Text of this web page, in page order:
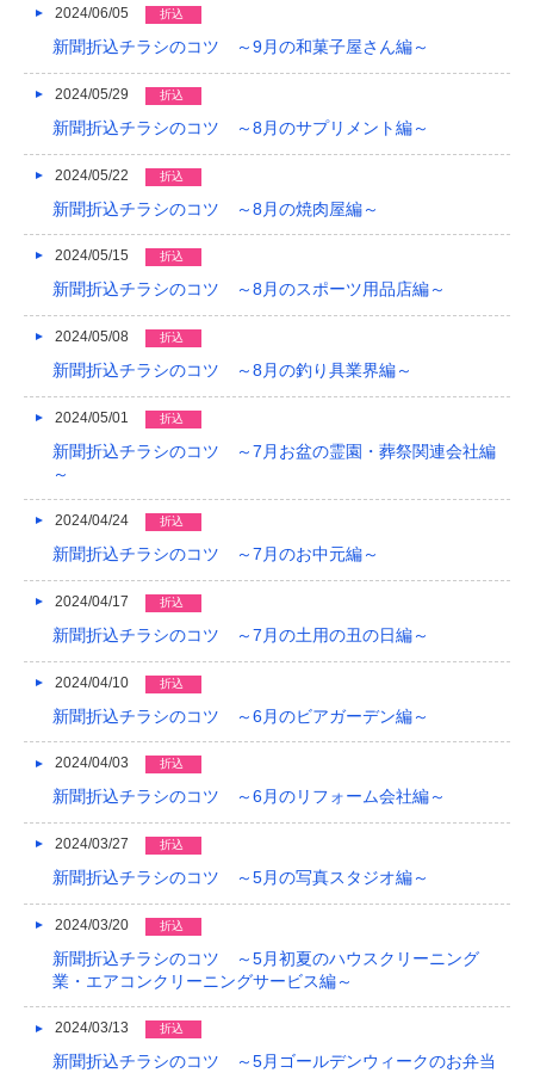
2024/06/05 折込
新聞折込チラシのコツ ～9月の和菓子屋さん編～
2024/05/29 折込
新聞折込チラシのコツ ～8月のサプリメント編～
2024/05/22 折込
新聞折込チラシのコツ ～8月の焼肉屋編～
2024/05/15 折込
新聞折込チラシのコツ ～8月のスポーツ用品店編～
2024/05/08 折込
新聞折込チラシのコツ ～8月の釣り具業界編～
2024/05/01 折込
新聞折込チラシのコツ ～7月お盆の霊園・葬祭関連会社編
～
2024/04/24 折込
新聞折込チラシのコツ ～7月のお中元編～
2024/04/17 折込
新聞折込チラシのコツ ～7月の土用の丑の日編～
2024/04/10 折込
新聞折込チラシのコツ ～6月のビアガーデン編～
2024/04/03 折込
新聞折込チラシのコツ ～6月のリフォーム会社編～
2024/03/27 折込
新聞折込チラシのコツ ～5月の写真スタジオ編～
2024/03/20 折込
新聞折込チラシのコツ ～5月初夏のハウスクリーニング
業・エアコンクリーニングサービス編～
2024/03/13 折込
新聞折込チラシのコツ ～5月ゴールデンウィークのお弁当